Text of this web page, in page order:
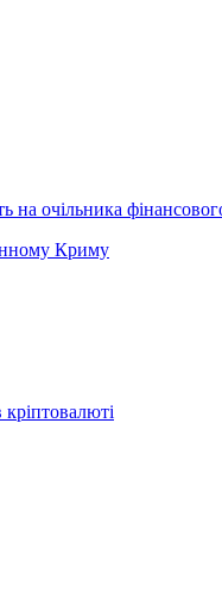
очільника
Криму